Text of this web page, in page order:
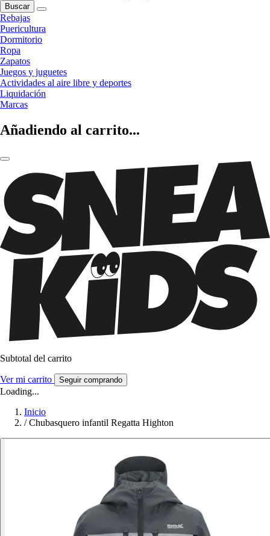
Buscar
Rebajas
Puericultura
Dormitorio
Ropa
Zapatos
Juegos y juguetes
Actividades al aire libre y deportes
Liquidación
Marcas
Añadiendo al carrito...
Subtotal del carrito
Ver mi carrito Seguir comprando
Loading...
Inicio
/ Chubasquero infantil Regatta Highton